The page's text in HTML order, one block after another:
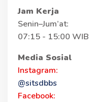
Jam Kerja
Senin–Jum’at:
07:15 - 15:00 WIB
Media Sosial
Instagram:
@sitsdbbs
Facebook: